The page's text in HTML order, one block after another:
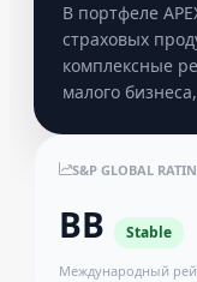
В портфеле
страховых
комплексные
малого
S&P GLOBAL
BB Stable
Международный